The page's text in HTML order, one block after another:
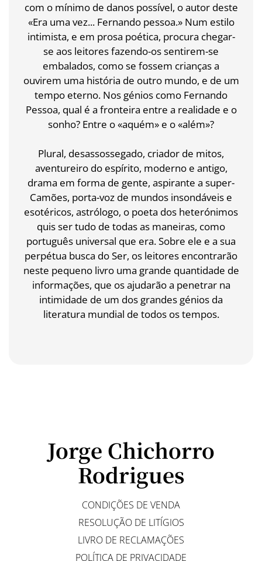
com o mínimo de danos possível, o autor deste
«Era uma vez... Fernando pessoa.» Num estilo
intimista, e em prosa poética, procura chegar-
se aos leitores fazendo-os sentirem-se
embalados, como se fossem crianças a
ouvirem uma história de outro mundo, e de um
tempo eterno. Nos génios como Fernando
Pessoa, qual é a fronteira entre a realidade e o
sonho? Entre o «aquém» e o «além»?
Plural, desassossegado, criador de mitos,
aventureiro do espírito, moderno e antigo,
drama em forma de gente, aspirante a super-
Camões, porta-voz de mundos insondáveis e
esotéricos, astrólogo, o poeta dos heterónimos
quis ser tudo de todas as maneiras, como
português universal que era. Sobre ele e a sua
perpétua busca do Ser, os leitores encontrarão
neste pequeno livro uma grande quantidade de
informações, que os ajudarão a penetrar na
intimidade de um dos grandes génios da
literatura mundial de todos os tempos.
Jorge Chichorro
Rodrigues
CONDIÇÕES DE VENDA
RESOLUÇÃO DE LITÍGIOS
LIVRO DE RECLAMAÇÕES
POLÍTICA DE PRIVACIDADE